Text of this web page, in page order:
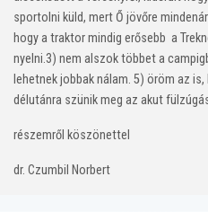
sportolni küld, mert Ő jövőre
hogy a traktor mindig erősebb a
nyelni.3) nem alszok többet a
lehetnek jobbak nálam. 5) öröm az
délutánra szünik meg az akut
részemről köszönettel
dr. Czumbil Norbert